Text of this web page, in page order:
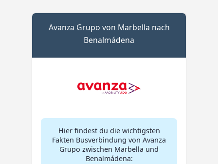
Avanza Grupo von Marbella nach
Benalmádena
Hier findest du die wichtigsten
Fakten Busverbindung von Avanza
Grupo zwischen Marbella und
Benalmádena: